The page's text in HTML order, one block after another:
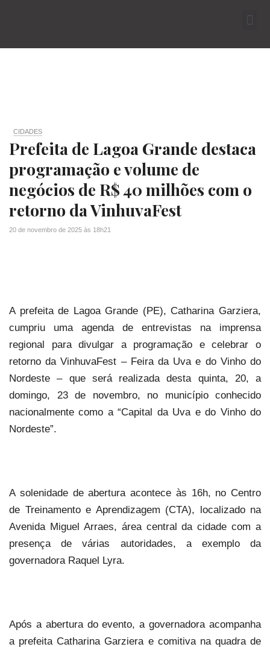
CIDADES
Prefeita de Lagoa Grande destaca
programação e volume de
negócios de R$ 40 milhões com o
retorno da VinhuvaFest
20 de novembro de 2025 às 18h21
A prefeita de Lagoa Grande (PE), Catharina Garziera,
cumpriu uma agenda de entrevistas na imprensa
regional para divulgar a programação e celebrar o
retorno da VinhuvaFest – Feira da Uva e do Vinho do
Nordeste – que será realizada desta quinta, 20, a
domingo, 23 de novembro, no município conhecido
nacionalmente como a “Capital da Uva e do Vinho do
Nordeste”.
A solenidade de abertura acontece às 16h, no Centro
de Treinamento e Aprendizagem (CTA), localizado na
Avenida Miguel Arraes, área central da cidade com a
presença de várias autoridades, a exemplo da
governadora Raquel Lyra.
Após a abertura do evento, a governadora acompanha
a prefeita Catharina Garziera e comitiva na quadra de